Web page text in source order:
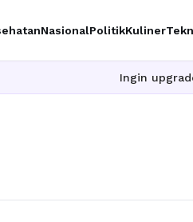
NasionalPolitikKuliner
Ingin upgrade skill